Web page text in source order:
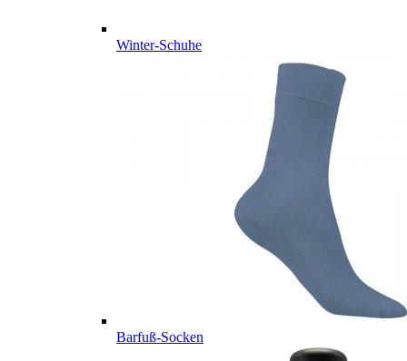
Winter-Schuhe
Barfuß-Socken